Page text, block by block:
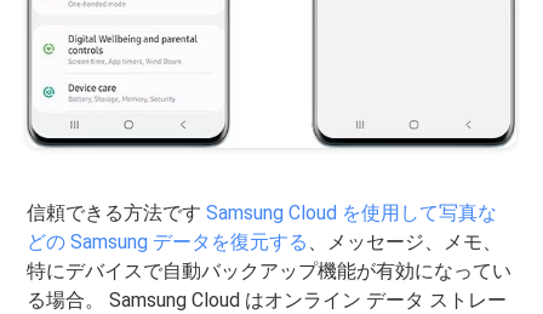
信頼できる方法ですSamsung Cloud を使用して写真な
どの Samsung データを復元する 、メッセージ、メモ、
特にデバイスで自動バックアップ機能が有効になってい
る場合。 Samsung Cloud はオンライン データ ストレー